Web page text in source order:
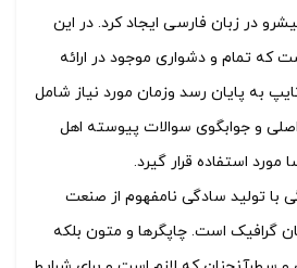
در زبان فارسی ایجاد کرد. در این
که تمام و دشواری موجود در ارائه
به پایان رسد وزمان مورد نیاز شامل
و جوابگوی سوالات پیوسته اهل
استفاده قرار گیرد.
با تولید سادگی نامفهوم از صنعت
گرافیک است. چاپگرها و متون بلکه